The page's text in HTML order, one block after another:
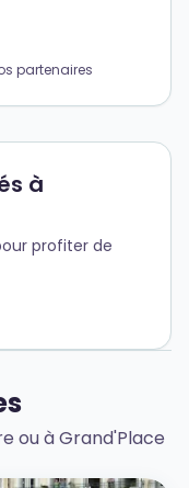
partenaires
à
profiter de
ou à Grand'Place